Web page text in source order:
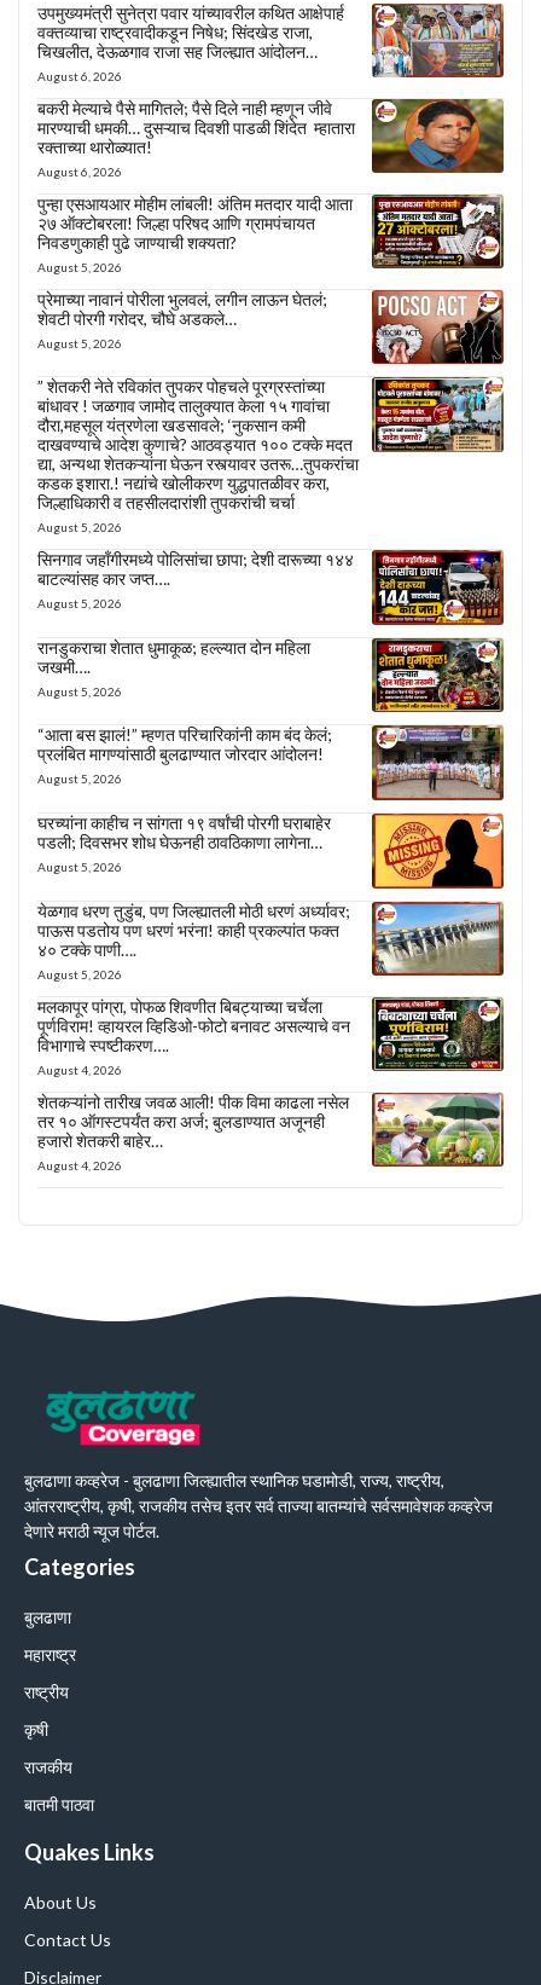
उपमुख्यमंत्री सुनेत्रा पवार यांच्यावरील कथित आक्षेपार्ह
वक्तव्याचा राष्ट्रवादीकडून निषेध; सिंदखेड राजा,
चिखलीत, देऊळगाव राजा सह जिल्ह्यात आंदोलन…
August 6, 2026
बकरी मेल्याचे पैसे मागितले; पैसे दिले नाही म्हणून जीवे
मारण्याची धमकी… दुसऱ्याच दिवशी पाडळी शिंदेत म्हातारा
रक्ताच्या थारोळ्यात!
August 6, 2026
पुन्हा एसआयआर मोहीम लांबली! अंतिम मतदार यादी आता
२७ ऑक्टोबरला! जिल्हा परिषद आणि ग्रामपंचायत
निवडणुकाही पुढे जाण्याची शक्यता?
August 5, 2026
प्रेमाच्या नावानं पोरीला भुलवलं, लगीन लाऊन घेतलं;
शेवटी पोरगी गरोदर, चौघे अडकले…
August 5, 2026
” शेतकरी नेते रविकांत तुपकर पोहचले पूरग्रस्तांच्या
बांधावर ! जळगाव जामोद तालुक्यात केला १५ गावांचा
दौरा,महसूल यंत्रणेला खडसावले; ‘नुकसान कमी
दाखवण्याचे आदेश कुणाचे? आठवड्यात १०० टक्के मदत
द्या, अन्यथा शेतकऱ्यांना घेऊन रस्त्यावर उतरू…तुपकरांचा
कडक इशारा.! नद्यांचे खोलीकरण युद्धपातळीवर करा,
जिल्हाधिकारी व तहसीलदारांशी तुपकरांची चर्चा
August 5, 2026
सिनगाव जहाँगीरमध्ये पोलिसांचा छापा; देशी दारूच्या १४४
बाटल्यांसह कार जप्त….
August 5, 2026
रानडुकराचा शेतात धुमाकूळ; हल्ल्यात दोन महिला
जखमी….
August 5, 2026
“आता बस झालं!” म्हणत परिचारिकांनी काम बंद केलं;
प्रलंबित मागण्यांसाठी बुलढाण्यात जोरदार आंदोलन!
August 5, 2026
घरच्यांना काहीच न सांगता १९ वर्षांची पोरगी घराबाहेर
पडली; दिवसभर शोध घेऊनही ठावठिकाणा लागेना…
August 5, 2026
येळगाव धरण तुडुंब, पण जिल्ह्यातली मोठी धरणं अर्ध्यावर;
पाऊस पडतोय पण धरणं भरंना! काही प्रकल्पांत फक्त
४० टक्के पाणी….
August 5, 2026
मलकापूर पांग्रा, पोफळ शिवणीत बिबट्याच्या चर्चेला
पूर्णविराम! व्हायरल व्हिडिओ-फोटो बनावट असल्याचे वन
विभागाचे स्पष्टीकरण….
August 4, 2026
शेतकऱ्यांनो तारीख जवळ आली! पीक विमा काढला नसेल
तर १० ऑगस्टपर्यंत करा अर्ज; बुलडाण्यात अजूनही
हजारो शेतकरी बाहेर…
August 4, 2026
बुलढाणा कव्हरेज - बुलढाणा जिल्ह्यातील स्थानिक घडामोडी, राज्य, राष्ट्रीय,
आंतरराष्ट्रीय, कृषी, राजकीय तसेच इतर सर्व ताज्या बातम्यांचे सर्वसमावेशक कव्हरेज
देणारे मराठी न्यूज पोर्टल.
Categories
बुलढाणा
महाराष्ट्र
राष्ट्रीय
कृषी
राजकीय
बातमी पाठवा
Quakes Links
About Us
Contact Us
Disclaimer